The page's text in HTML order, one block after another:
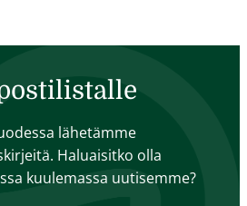
lähetämme
Haluaisitko olla
kuulemassa uutisemme?